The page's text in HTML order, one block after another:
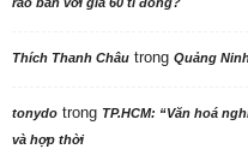
Thích Thanh Châu trong Quảng
tonydo trong TP.HCM: “Văn hoá
và hợp thời